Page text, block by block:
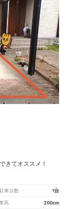
きてオススメ！
車台数 1台
高 200cm